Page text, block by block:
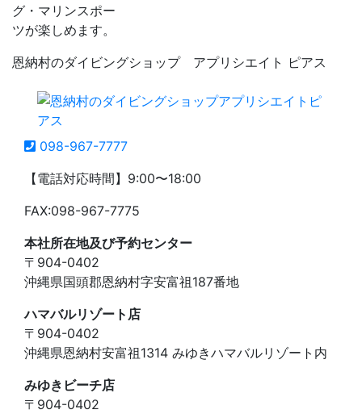
グ・マリンスポー
ツが楽しめます。
恩納村のダイビングショップ アプリシエイト ピアス
098-967-7777
【電話対応時間】9:00〜18:00
FAX:098-967-7775
本社所在地及び予約センター
〒904-0402
沖縄県国頭郡恩納村字安富祖187番地
ハマバルリゾート店
〒904-0402
沖縄県恩納村安富祖1314 みゆきハマバルリゾート内
みゆきビーチ店
〒904-0402